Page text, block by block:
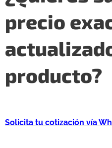
precio
producto?
Solicita tu cotización vía